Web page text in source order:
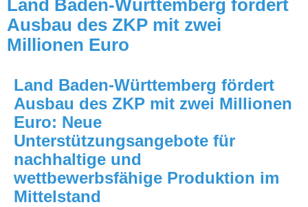
Land Baden-Württemberg fördert
Ausbau des ZKP mit zwei
Millionen Euro
Land Baden-Württemberg fördert
Ausbau des ZKP mit zwei Millionen
Euro: Neue
Unterstützungsangebote für
nachhaltige und
wettbewerbsfähige Produktion im
Mittelstand